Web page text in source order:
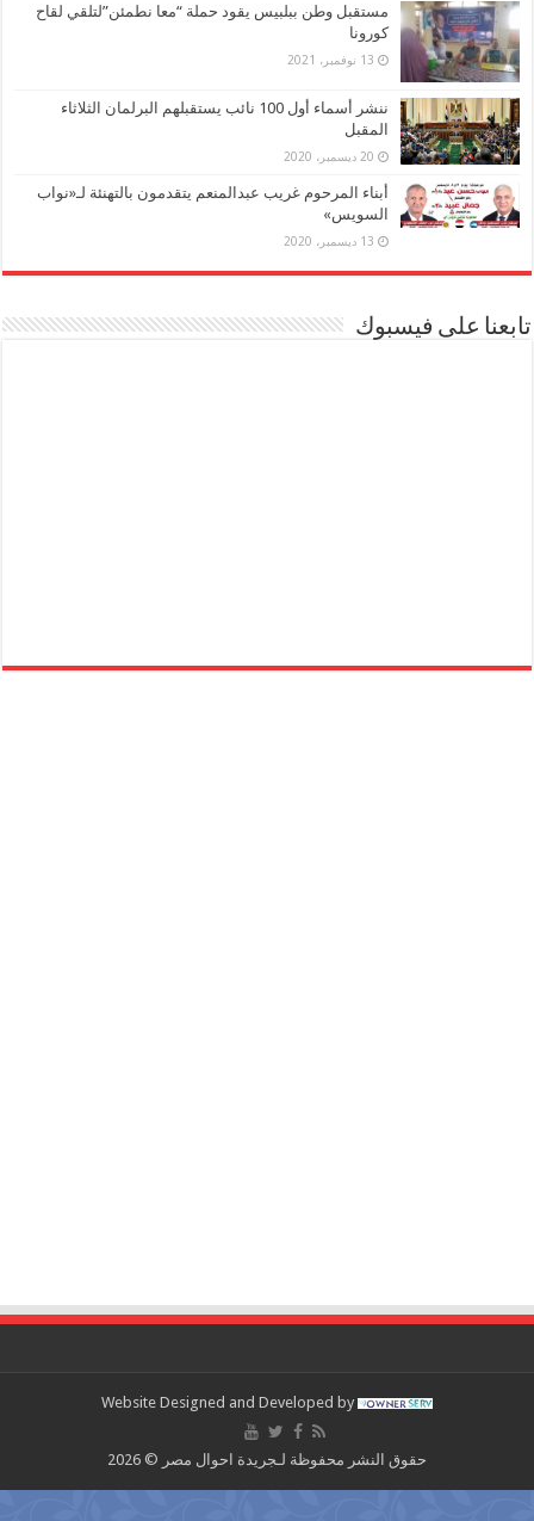
مستقبل وطن ببلبيس يقود حملة “معا نطمئن”لتلقي لقاح
كورونا
13 نوفمبر، 2021
ننشر أسماء أول 100 نائب يستقبلهم البرلمان الثلاثاء
المقبل
20 ديسمبر، 2020
أبناء المرحوم غريب عبدالمنعم يتقدمون بالتهنئة لـ«نواب
السويس»
13 ديسمبر، 2020
تابعنا على فيسبوك
Website Designed and Developed by
حقوق النشر محفوظة لـجريدة احوال مصر © 2026